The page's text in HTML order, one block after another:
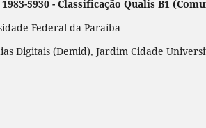
5930 - Classificação Qualis B1
Federal da Paraíba
Digitais (Demid), Jardim Cidade